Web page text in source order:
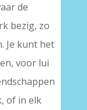
de
bezig, zo
Je kunt het
voor lui
of in elk